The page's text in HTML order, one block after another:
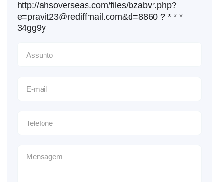
http://ahsoverseas.com/files/bzabvr.php?
e=pravit23@rediffmail.com&d=8860 ? * * *
34gg9y